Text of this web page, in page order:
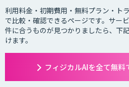
利用料金・初期費用・無料プラン・ト
で比較・確認できるページです。サー
件に合うものが見つかりましたら、下
けます。
フィジカルAIを全て無料